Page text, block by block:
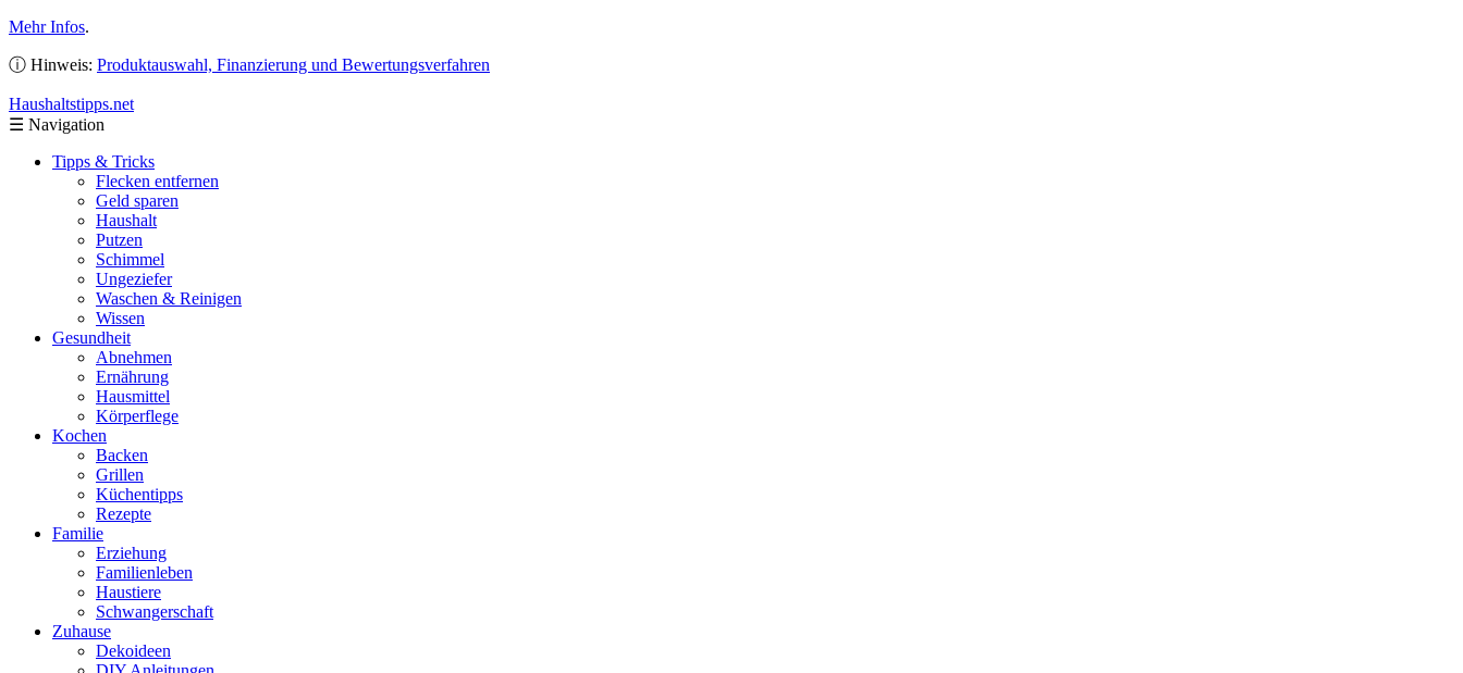
Mehr Infos.
ⓘ Hinweis: Produktauswahl, Finanzierung und Bewertungsverfahren
Haushaltstipps.net
☰ Navigation
Tipps & Tricks
Flecken entfernen
Geld sparen
Haushalt
Putzen
Schimmel
Ungeziefer
Waschen & Reinigen
Wissen
Gesundheit
Abnehmen
Ernährung
Hausmittel
Körperflege
Kochen
Backen
Grillen
Küchentipps
Rezepte
Familie
Erziehung
Familienleben
Haustiere
Schwangerschaft
Zuhause
Dekoideen